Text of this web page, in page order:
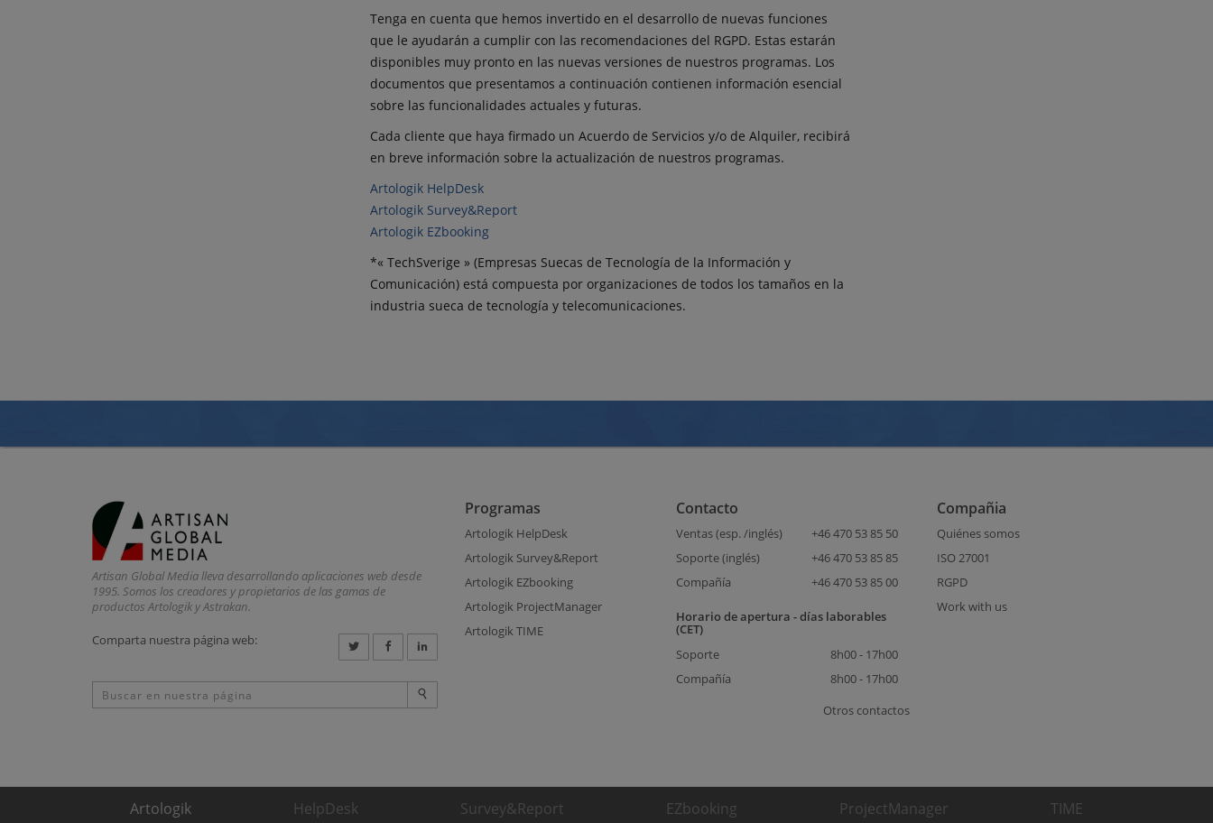
Tenga en cuenta que hemos invertido en el desarrollo de nuevas funciones
que le ayudarán a cumplir con las recomendaciones del RGPD. Estas estarán
disponibles muy pronto en las nuevas versiones de nuestros programas. Los
documentos que presentamos a continuación contienen información esencial
sobre las funcionalidades actuales y futuras.
Cada cliente que haya firmado un Acuerdo de Servicios y/o de Alquiler, recibirá
en breve información sobre la actualización de nuestros programas.
Artologik HelpDesk
Artologik Survey&Report
Artologik EZbooking
*« TechSverige » (Empresas Suecas de Tecnología de la Información y
Comunicación) está compuesta por organizaciones de todos los tamaños en la
industria sueca de tecnología y telecomunicaciones.
Artisan Global Media lleva desarrollando aplicaciones web desde
1995. Somos los creadores y propietarios de las gamas de
productos Artologik y Astrakan.
Comparta nuestra página web:
Programas
Artologik HelpDesk
Artologik Survey&Report
Artologik EZbooking
Artologik ProjectManager
Artologik TIME
Contacto
Ventas (esp. /inglés)
+46 470 53 85 50
Soporte (inglés)
+46 470 53 85 85
Compañía
+46 470 53 85 00
Horario de apertura - días laborables
(CET)
Soporte
8h00 - 17h00
Compañía
8h00 - 17h00
Otros contactos
Compañia
Quiénes somos
ISO 27001
RGPD
Work with us
Artologik HelpDesk Survey&Report EZbooking ProjectManager TIME